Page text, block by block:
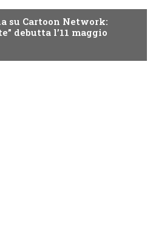
su Cartoon Network:
debutta l’11 maggio